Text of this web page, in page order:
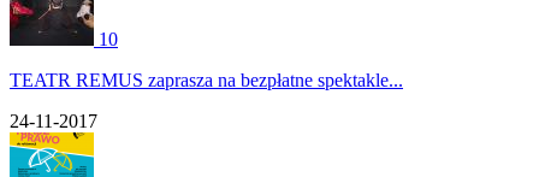
10
TEATR REMUS zaprasza na bezpłatne spektakle...
24-11-2017